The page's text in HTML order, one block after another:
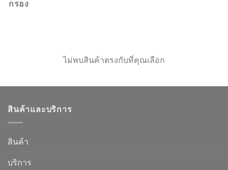
กรอง
ไม่พบสินค้าตรงกับที่คุณเลือก
สินค้าและบริการ
สินค้า
บริการ